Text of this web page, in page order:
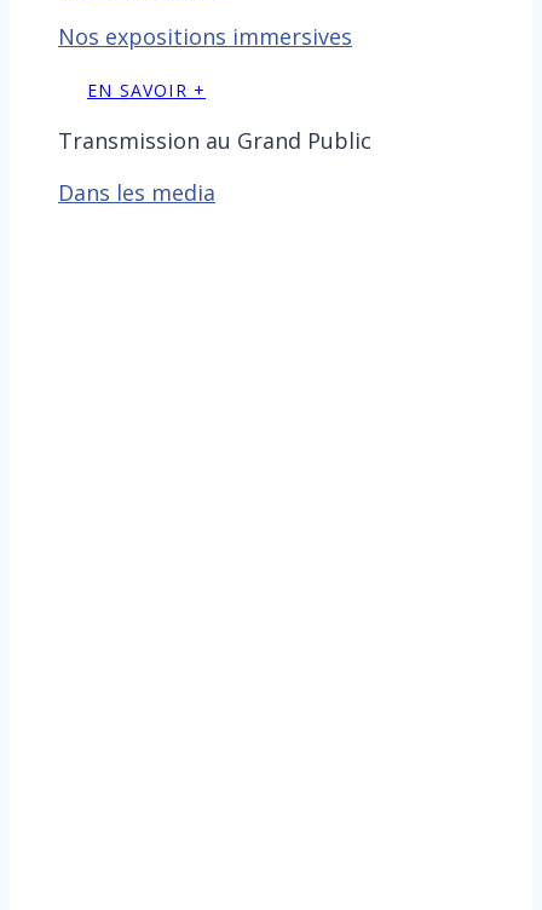
Nos expositions immersives
EN SAVOIR +
Transmission au Grand Public
Dans les media